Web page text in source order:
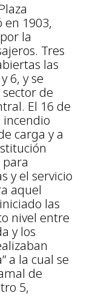
1903,
la
Tres
las
6, y se
de
El 16 de
carga y a
y el servicio
aquel
las
nivel entre
y los
a la cual se
de
5,